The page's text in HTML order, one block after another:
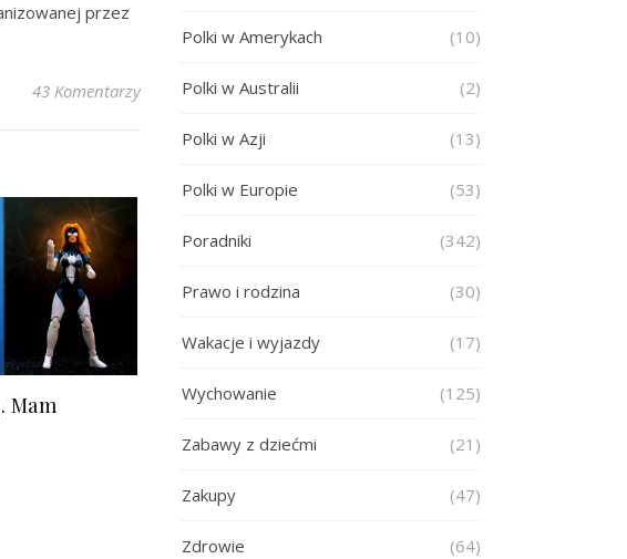
przez
43 Komentarzy
Mam
Polki w Amerykach (10)
Polki w Australii (2)
Polki w Azji (13)
Polki w Europie (53)
Poradniki (342)
Prawo i rodzina (30)
Wakacje i wyjazdy (17)
Wychowanie (125)
Zabawy z dziećmi (21)
Zakupy (47)
Zdrowie (64)